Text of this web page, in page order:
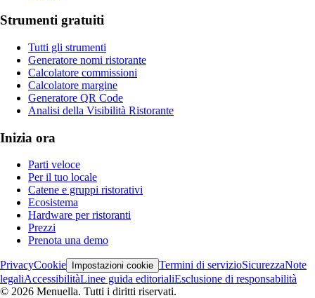
Strumenti gratuiti
Tutti gli strumenti
Generatore nomi ristorante
Calcolatore commissioni
Calcolatore margine
Generatore QR Code
Analisi della Visibilità Ristorante
Inizia ora
Parti veloce
Per il tuo locale
Catene e gruppi ristorativi
Ecosistema
Hardware per ristoranti
Prezzi
Prenota una demo
PrivacyCookie Impostazioni cookie Termini di servizioSicurezzaNote
legaliAccessibilitàLinee guida editorialiEsclusione di responsabilità
© 2026 Menuella. Tutti i diritti riservati.